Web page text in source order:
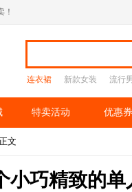
！
连衣裙 新款女装 流行
特卖活动 优惠券
文
小巧精致的